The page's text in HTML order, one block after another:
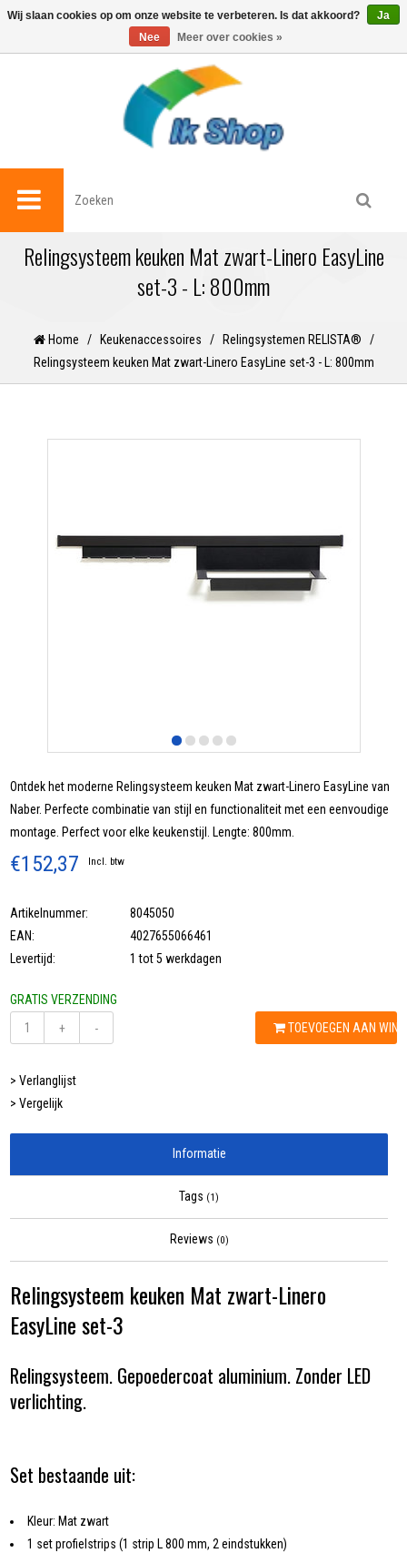
0
Relingsysteem keuken Mat zwart-Linero EasyLine
set-3 - L: 800mm
Home / Keukenaccessoires / Relingsystemen RELISTA®
/
Relingsysteem keuken Mat zwart-Linero EasyLine set-3 - L: 800mm
Ontdek het moderne Relingsysteem keuken Mat zwart-Linero EasyLine van
Naber. Perfecte combinatie van stijl en functionaliteit met een eenvoudige
montage. Perfect voor elke keukenstijl. Lengte: 800mm.
€152,37 Incl. btw
Artikelnummer:
8045050
EAN:
4027655066461
Levertijd:
1 tot 5 werkdagen
GRATIS VERZENDING
+
- TOEVOEGEN AAN
> Verlanglijst
> Vergelijk
Informatie
Tags (1)
Reviews (0)
Relingsysteem keuken Mat zwart-Linero
EasyLine set-3
Relingsysteem. Gepoedercoat aluminium. Zonder LED
verlichting.
Set bestaande uit:
Kleur: Mat zwart
1 set profielstrips (1 strip L 800 mm, 2 eindstukken)
Wij slaan cookies op om onze website te verbeteren. Is dat akkoord?
Ja
Nee
Meer over cookies »